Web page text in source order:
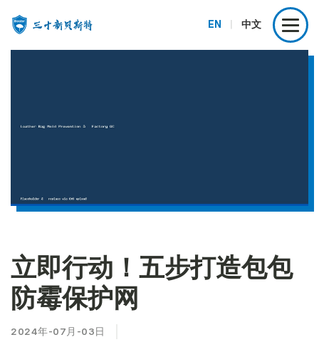
EN 中文
立即行动！五步打造包包
防霉保护网
2024年-07月-03日